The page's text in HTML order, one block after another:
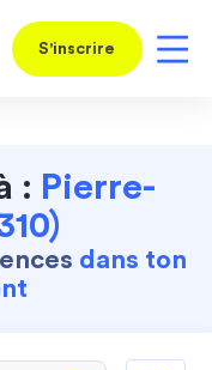
S'inscrire
: Pierre-
dans ton